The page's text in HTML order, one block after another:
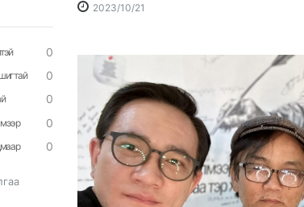
0
0
0
0
0
2023/10/21